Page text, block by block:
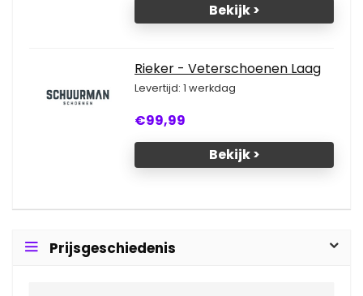
Bekijk >
Rieker - Veterschoenen Laag
Levertijd: 1 werkdag
€99,99
Bekijk >
Prijsgeschiedenis